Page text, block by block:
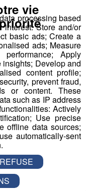
savoyardqui a
skis. Il a ensuite
l'élastique, AJ
Zélande,
Il a eu l'idée d'un
en 2008
processing based
interest: Store and/or
basic ads; Create a
ads; Measure
Apply
insights; Develop and
content profile;
prevent fraud,
or content. These
such as IP address
Actively
Use precise
offline data sources;
automatically-sent
vie